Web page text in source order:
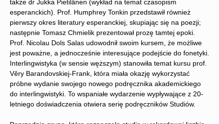
także dr Jukka Pietilänen (wykład na temat czasopism
esperanckich). Prof. Humphrey Tonkin przedstawił również
pierwszy okres literatury esperanckiej, skupiając się na poezji;
następnie Tomasz Chmielik prezentował prozę tamtej epoki.
Prof. Nicolau Dols Salas udowodnił swoim kursem, że możliwe
jest poważne, a jednocześnie interesujące podejście do fonetyki.
Interlingwistyka (w sensie węższym) stanowiła temat kursu prof.
Věry Barandovskiej-Frank, która miała okazję wykorzystać
próbne wydanie swojego nowego podręcznika akademickiego
do interlingwistyki. To wspaniałe wydarzenie wypływające z 20-
letniego doświadczenia otwiera serię podręczników Studiów.